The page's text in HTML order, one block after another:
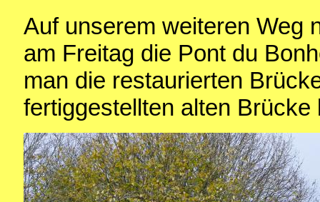
Auf unserem weiteren Weg
am Freitag die Pont du
man die restaurierten
fertiggestellten alten Brücke